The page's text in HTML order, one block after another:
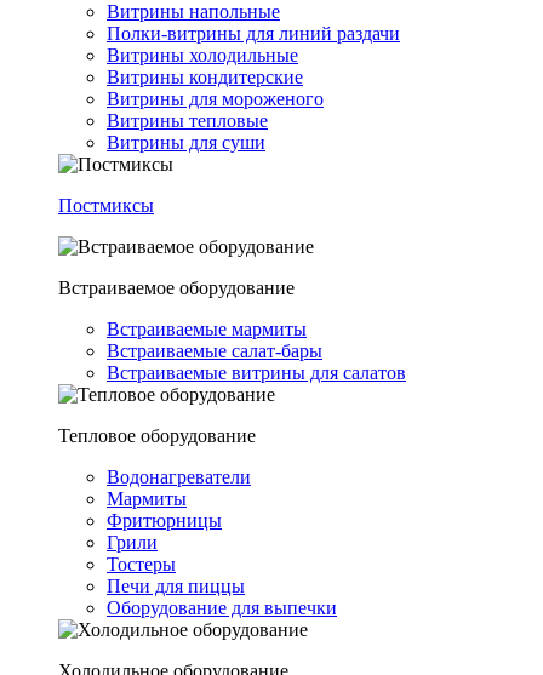
Витрины напольные
Полки-витрины для линий раздачи
Витрины холодильные
Витрины кондитерские
Витрины для мороженого
Витрины тепловые
Витрины для суши
Постмиксы
Встраиваемое оборудование
Встраиваемые мармиты
Встраиваемые салат-бары
Встраиваемые витрины для салатов
Тепловое оборудование
Водонагреватели
Мармиты
Фритюрницы
Грили
Тостеры
Печи для пиццы
Оборудование для выпечки
Холодильное оборудование